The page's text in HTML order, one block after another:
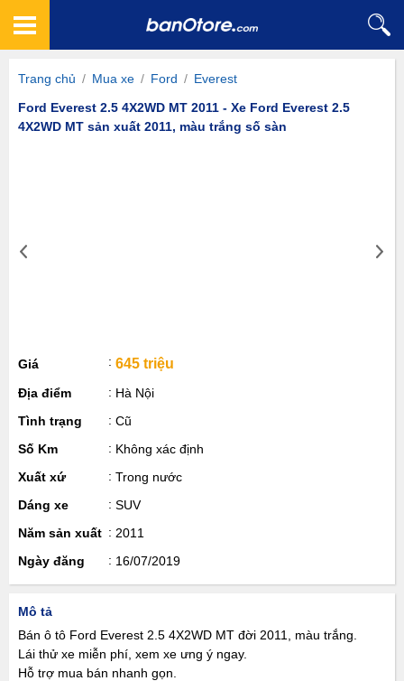
Trang chủ / Mua xe / Ford / Everest
Ford Everest 2.5 4X2WD MT 2011 - Xe Ford Everest 2.5
4X2WD MT sản xuất 2011, màu trắng số sàn
Giá 645 triệu
Địa điểm
Hà Nội
Tình trạng
Cũ
Số Km
Không xác định
Xuất xứ
Trong nước
Dáng xe
SUV
Năm sản xuất
2011
Ngày đăng
16/07/2019
Mô tả
Bán ô tô Ford Everest 2.5 4X2WD MT đời 2011, màu trắng.
Lái thử xe miễn phí, xem xe ưng ý ngay.
Hỗ trợ mua bán nhanh gọn.